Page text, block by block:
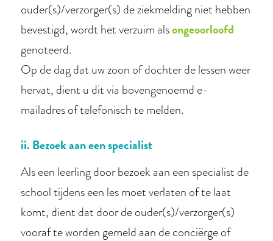
ouder(s)/verzorger(s) de ziekmelding niet hebben
bevestigd, wordt het verzuim alsongeoorloofd
genoteerd.
Op de dag dat uw zoon of dochter de lessen weer
hervat, dient u dit via bovengenoemd e-
mailadres of telefonisch te melden.
ii. Bezoek aan een specialist
Als een leerling door bezoek aan een specialist de
school tijdens een les moet verlaten of te laat
komt, dient dat door de ouder(s)/verzorger(s)
vooraf te worden gemeld aan de conciërge of